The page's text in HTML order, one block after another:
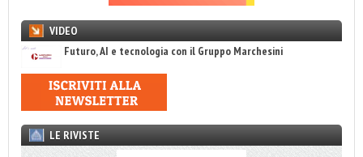
VIDEO
Futuro, AI e tecnologia con il Gruppo Marchesini
LE RIVISTE